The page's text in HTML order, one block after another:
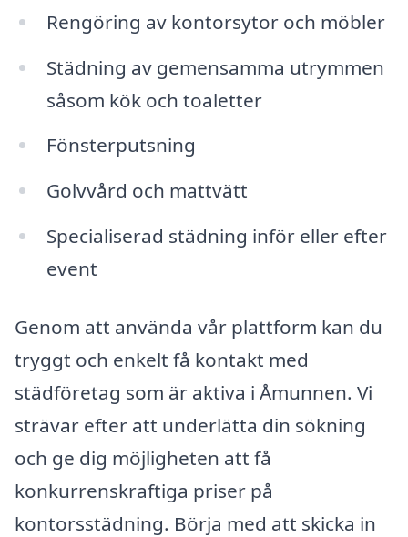
Rengöring av kontorsytor och möbler
Städning av gemensamma utrymmen
såsom kök och toaletter
Fönsterputsning
Golvvård och mattvätt
Specialiserad städning inför eller efter
event
Genom att använda vår plattform kan du
tryggt och enkelt få kontakt med
städföretag som är aktiva i Åmunnen. Vi
strävar efter att underlätta din sökning
och ge dig möjligheten att få
konkurrenskraftiga priser på
kontorsstädning. Börja med att skicka in